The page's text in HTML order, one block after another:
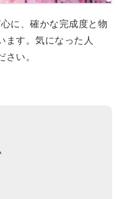
に、確かな完成度と物
ます。気になった人
い。